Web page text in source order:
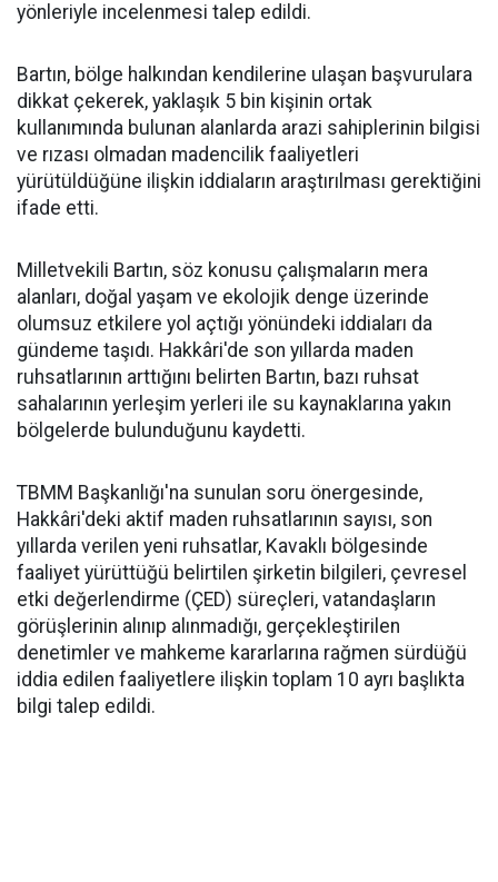
yönleriyle incelenmesi talep edildi.
Bartın, bölge halkından kendilerine ulaşan başvurulara
dikkat çekerek, yaklaşık 5 bin kişinin ortak
kullanımında bulunan alanlarda arazi sahiplerinin bilgisi
ve rızası olmadan madencilik faaliyetleri
yürütüldüğüne ilişkin iddiaların araştırılması gerektiğini
ifade etti.
Milletvekili Bartın, söz konusu çalışmaların mera
alanları, doğal yaşam ve ekolojik denge üzerinde
olumsuz etkilere yol açtığı yönündeki iddiaları da
gündeme taşıdı. Hakkâri'de son yıllarda maden
ruhsatlarının arttığını belirten Bartın, bazı ruhsat
sahalarının yerleşim yerleri ile su kaynaklarına yakın
bölgelerde bulunduğunu kaydetti.
TBMM Başkanlığı'na sunulan soru önergesinde,
Hakkâri'deki aktif maden ruhsatlarının sayısı, son
yıllarda verilen yeni ruhsatlar, Kavaklı bölgesinde
faaliyet yürüttüğü belirtilen şirketin bilgileri, çevresel
etki değerlendirme (ÇED) süreçleri, vatandaşların
görüşlerinin alınıp alınmadığı, gerçekleştirilen
denetimler ve mahkeme kararlarına rağmen sürdüğü
iddia edilen faaliyetlere ilişkin toplam 10 ayrı başlıkta
bilgi talep edildi.